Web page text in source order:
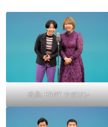
出典: FANY マガジン